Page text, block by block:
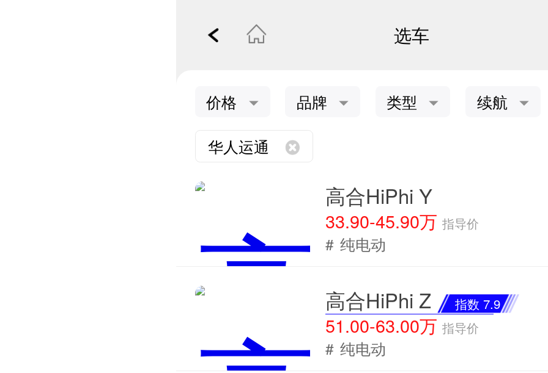
选车
价格 品牌 类型 续航
华人运通
高合HiPhi Y
33.90-45.90万 指导价
# 纯电动
高合HiPhi Z 指数 7.9
51.00-63.00万 指导价
# 纯电动